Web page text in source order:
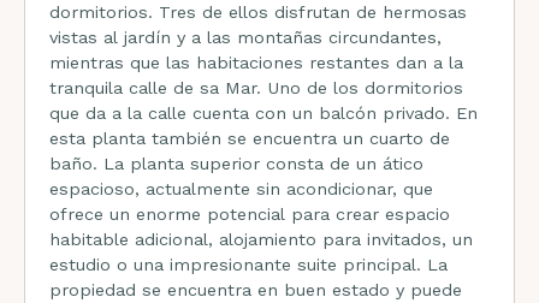
dormitorios. Tres de ellos disfrutan de hermosas
vistas al jardín y a las montañas circundantes,
mientras que las habitaciones restantes dan a la
tranquila calle de sa Mar. Uno de los dormitorios
que da a la calle cuenta con un balcón privado. En
esta planta también se encuentra un cuarto de
baño. La planta superior consta de un ático
espacioso, actualmente sin acondicionar, que
ofrece un enorme potencial para crear espacio
habitable adicional, alojamiento para invitados, un
estudio o una impresionante suite principal. La
propiedad se encuentra en buen estado y puede